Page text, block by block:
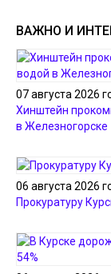
ВАЖНО И
07 августа 2026
Хинштейн
в Железногорске
06 августа 2026
Прокуратуру